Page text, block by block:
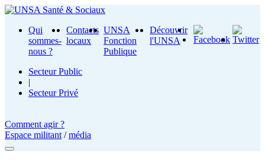
Qui
sommes-
nous ?
Contacts
locaux
UNSA
Fonction
Publique
Découvrir
l'UNSA
Secteur Public
|
Secteur Privé
Comment agir ?
Espace militant /média